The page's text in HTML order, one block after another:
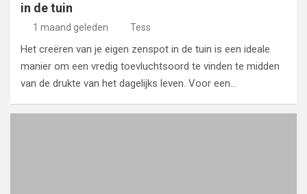
in de tuin
1 maand geleden Tess
Het creëren van je eigen zenspot in de tuin is een ideale
manier om een vredig toevluchtsoord te vinden te midden
van de drukte van het dagelijks leven. Voor een…